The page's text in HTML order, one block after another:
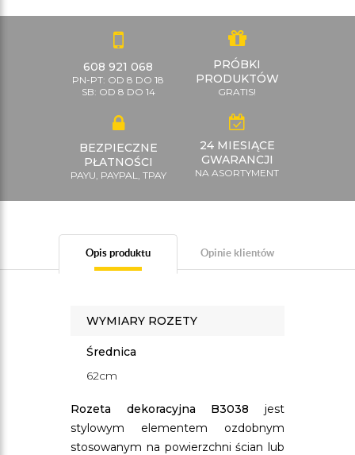
608 921 068
PN-PT: OD 8 DO 18
SB: OD 8 DO 14
PRÓBKI
PRODUKTÓW
GRATIS!
BEZPIECZNE
PŁATNOŚCI
PAYU, PAYPAL, TPAY
24 MIESIĄCE
GWARANCJI
NA ASORTYMENT
Opis produktu Opinie klientów
WYMIARY ROZETY
Średnica
62cm
Rozeta dekoracyjna B3038 jest
stylowym elementem ozdobnym
stosowanym na powierzchni ścian lub